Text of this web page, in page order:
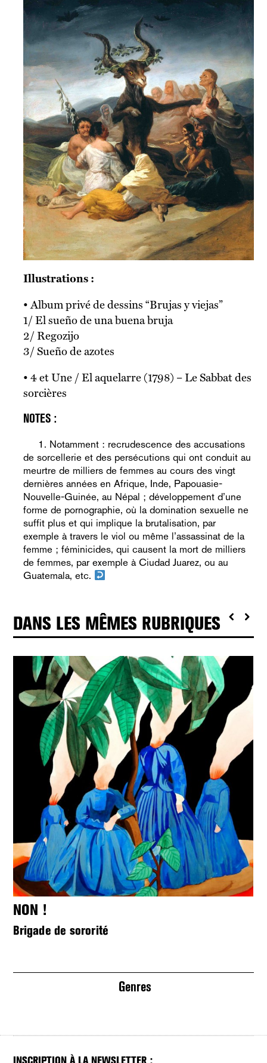
Illustrations :
• Album privé de dessins “Brujas y viejas”
1/ El sueño de una buena bruja
2/ Regozijo
3/ Sueño de azotes
• 4 et Une / El aquelarre (1798) – Le Sabbat des
sorcières
Notamment : recrudescence des accusations
de sorcellerie et des persécutions qui ont conduit au
meurtre de milliers de femmes au cours des vingt
dernières années en Afrique, Inde, Papouasie-
Nouvelle-Guinée, au Népal ; développement d’une
forme de pornographie, où la domination sexuelle ne
suffit plus et qui implique la brutalisation, par
exemple à travers le viol ou même l’assassinat de la
femme ; féminicides, qui causent la mort de milliers
de femmes, par exemple à Ciudad Juarez, ou au
Guatemala, etc.
DANS LES MÊMES RUBRIQUES
NON !
Brigade de sororité
Genres